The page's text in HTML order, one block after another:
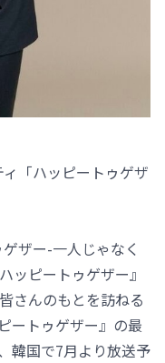
「ハッピートゥゲザ
ザー-一人じゃなく
ッピートゥゲザー』
さんのもとを訪ねる
ートゥゲザー』の最
韓国で7月より放送予